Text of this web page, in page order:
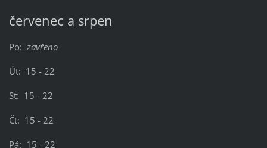
červenec a srpen
Po: zavřeno
Út: 15 - 22
St: 15 - 22
Čt: 15 - 22
Pá: 15 - 22